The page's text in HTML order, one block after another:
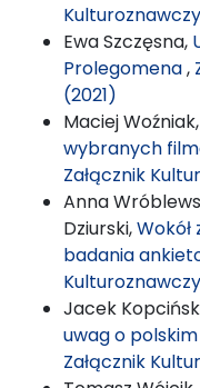
Ewa Szczęsna,
Prolegomena,
(2021)
Maciej Woźniak,
wybranych
Załącznik
Anna
Dziurski,
badania
Jacek
uwag o
Załącznik